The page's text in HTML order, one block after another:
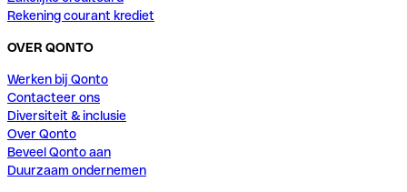
Rekening courant krediet
OVER QONTO
Werken bij Qonto
Contacteer ons
Diversiteit & inclusie
Over Qonto
Beveel Qonto aan
Duurzaam ondernemen